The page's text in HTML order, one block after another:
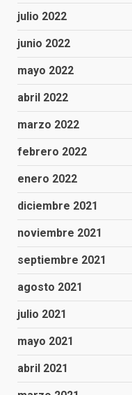
julio 2022
junio 2022
mayo 2022
abril 2022
marzo 2022
febrero 2022
enero 2022
diciembre 2021
noviembre 2021
septiembre 2021
agosto 2021
julio 2021
mayo 2021
abril 2021